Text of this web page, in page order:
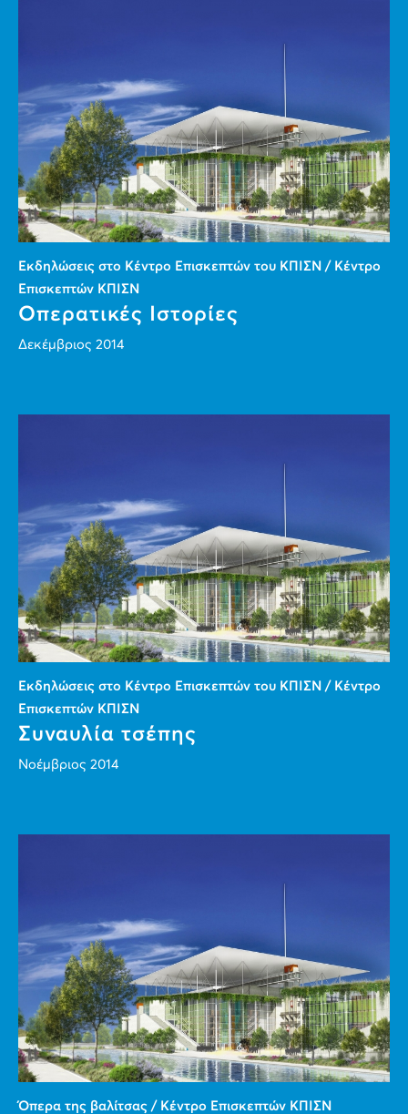
Εκδηλώσεις στο Κέντρο Επισκεπτών του ΚΠΙΣΝ / Κέντρο
Επισκεπτών ΚΠΙΣΝ
Οπερατικές Ιστορίες
Δεκέμβριος 2014
Εκδηλώσεις στο Κέντρο Επισκεπτών του ΚΠΙΣΝ / Κέντρο
Επισκεπτών ΚΠΙΣΝ
Συναυλία τσέπης
Νοέμβριος 2014
Όπερα της βαλίτσας / Κέντρο Επισκεπτών ΚΠΙΣΝ